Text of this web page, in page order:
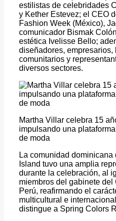
estilistas de celebridades
y Kether Estevez; el CEO
Fashion Week (México),
comunicador Bismak
estética Ivelisse Bello;
diseñadores, empresarios,
comunitarios y
diversos sectores.
Martha Villar celebra 15
impulsando una
de moda
La comunidad dominicana
Island tuvo una amplia
durante la celebración, al
miembros del gabinete del
Perú, reafirmando el
multicultural e
distingue a Spring Colors